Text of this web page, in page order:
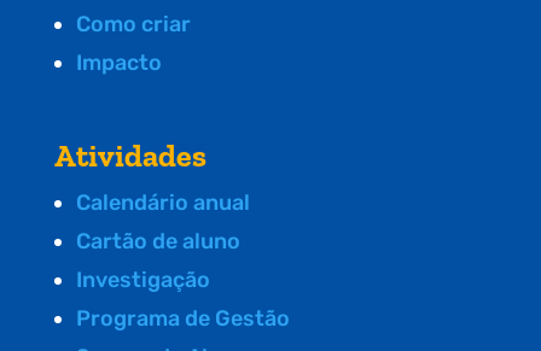
Como criar
Impacto
Atividades
Calendário anual
Cartão de aluno
Investigação
Programa de Gestão